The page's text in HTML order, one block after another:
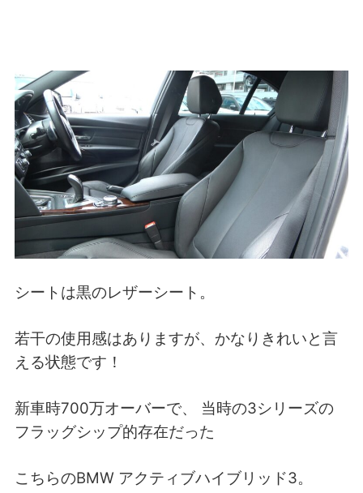
シートは黒のレザーシート。
若干の使用感はありますが、かなりきれいと言
える状態です！
新車時700万オーバーで、 当時の3シリーズの
フラッグシップ的存在だった
こちらのBMW アクティブハイブリッド3。